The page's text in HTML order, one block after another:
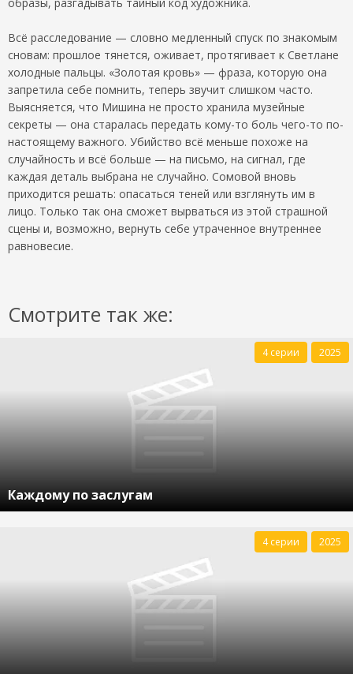
Всё расследование — словно медленный спуск по знакомым
сновам: прошлое тянется, оживает, протягивает к Светлане
холодные пальцы. «Золотая кровь» — фраза, которую она
запретила себе помнить, теперь звучит слишком часто.
Выясняется, что Мишина не просто хранила музейные
секреты — она старалась передать кому-то боль чего-то по-
настоящему важного. Убийство всё меньше похоже на
случайность и всё больше — на письмо, на сигнал, где
каждая деталь выбрана не случайно. Сомовой вновь
приходится решать: опасаться теней или взглянуть им в
лицо. Только так она сможет вырваться из этой страшной
сцены и, возможно, вернуть себе утраченное внутреннее
равновесие.
Смотрите так же:
Каждому по заслугам
4 серии 2025
4 серии 2025